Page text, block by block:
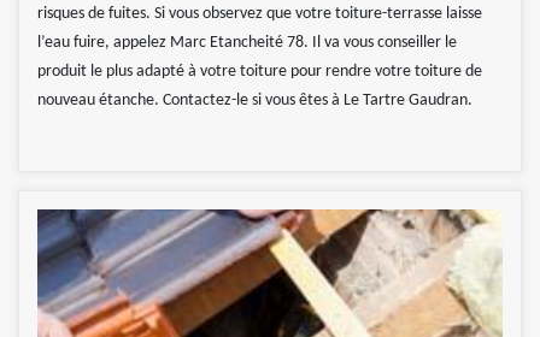
risques de fuites. Si vous observez que votre toiture-terrasse laisse
l’eau fuire, appelez Marc Etancheité 78. Il va vous conseiller le
produit le plus adapté à votre toiture pour rendre votre toiture de
nouveau étanche. Contactez-le si vous êtes à Le Tartre Gaudran.